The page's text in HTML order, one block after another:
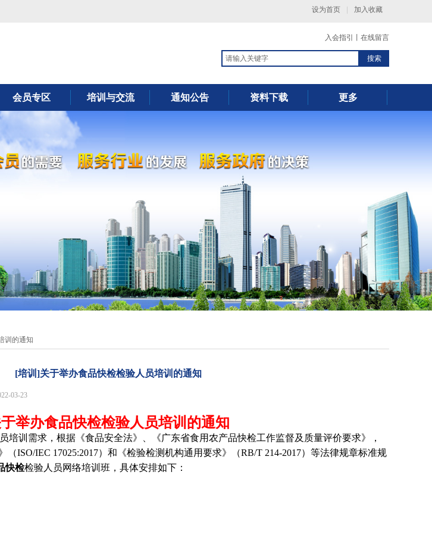
会员专区 培训与交流 通知公告 资料下载 更多
设为首页 加入收藏
搜索
入会指引 在线留言
训的通知
[培训]关于举办食品快检检验人员培训的通知
03-23
举办食品快检检验人员培训的通知
培训需求，根据《食品安全法》、《广东省食用农产品快检工作监督及质量评价要求》，
（ISO/IEC 17025:2017）和《检验检测机构通用要求》（RB/T 214-2017）等法律规章标准规
快检检验人 员网络培训班，具体安排如下：